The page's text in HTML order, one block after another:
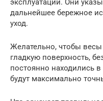
эксплуатации. Они
дальнейшее бережное
уход.
Желательно, чтобы
гладкую поверхность,
постоянно находились
будут максимально